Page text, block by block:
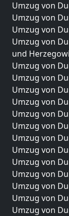
Umzug von
Umzug von
Umzug von
Umzug von
und
Umzug von
Umzug von
Umzug von
Umzug von
Umzug von
Umzug von
Umzug von
Umzug von
Umzug von
Umzug von
Umzug von
Umzug von
Umzug von